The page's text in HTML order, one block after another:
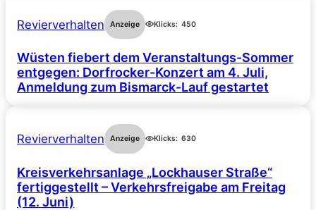
Revierverhalten Anzeige Klicks: 450
Wüsten fiebert dem Veranstaltungs-Sommer
entgegen: Dorfrocker-Konzert am 4. Juli,
Anmeldung zum Bismarck-Lauf gestartet
Revierverhalten Anzeige Klicks: 630
Kreisverkehrsanlage „Lockhauser Straße“
fertiggestellt – Verkehrsfreigabe am Freitag
(12. Juni)